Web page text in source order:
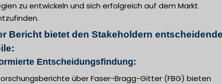
zu entwickeln und sich erfolgreich auf dem Markt
Bericht bietet den Stakeholdern
Entscheidungsfindung:
über Faser-Bragg-Gitter (FBG) bieten